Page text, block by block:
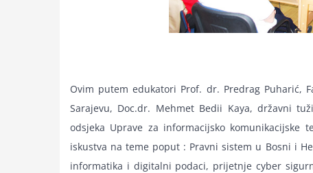
Ovim putem edukatori Prof. dr. Predrag Puharić,
Sarajevu, Doc.dr. Mehmet Bedii Kaya, državni
odsjeka Uprave za informacijsko
iskustva na teme poput : Pravni sistem u Bosni i
informatika i digitalni podaci, prijetnje cyber